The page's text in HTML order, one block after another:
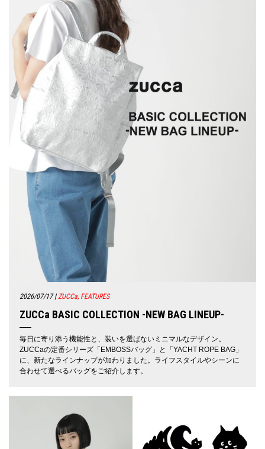
2026/07/17| ZUCCa, FEATURES
ZUCCa BASIC COLLECTION -NEW BAG LINEUP-
毎日に寄り添う機能性と、装いを選ばないミニマルなデザイン。
ZUCCaの定番シリーズ「EMBOSSバッグ」と「YACHT ROPE BAG」
に、新たなラインナップが加わりました。ライフスタイルやシーンに
合わせて選べるバッグをご紹介します。